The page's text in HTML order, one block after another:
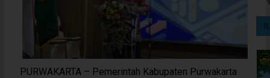
PURWAKARTA – Pemerintah Kabupaten Purwakarta